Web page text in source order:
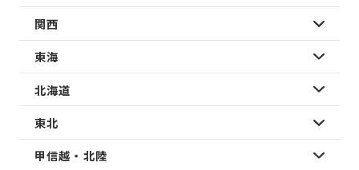
関西
東海
北海道
東北
甲信越・北陸